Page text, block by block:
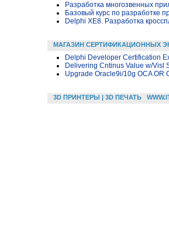
Разработка многозвенных
Базовый курс по разработке
Delphi XE8. Разработка
МАГАЗИН СЕРТИФИКАЦИОННЫХ
Delphi Developer Certification
Delivering Cntinus Value w/Visl
Upgrade Oracle9i/10g OCA OR
3D ПРИНТЕРЫ | 3D ПЕЧАТЬ